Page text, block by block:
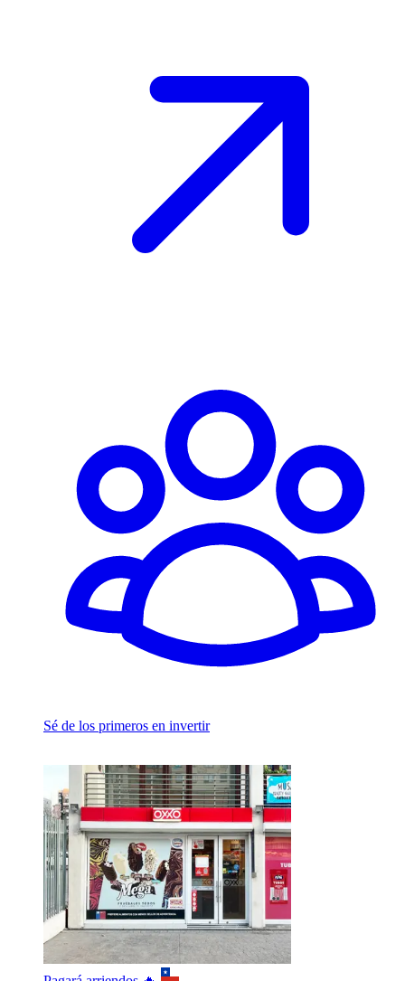
Sé de los primeros en invertir